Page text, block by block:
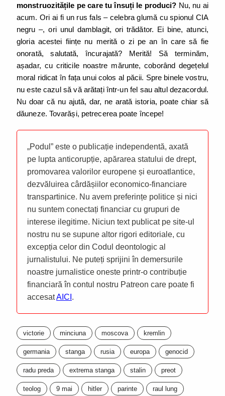
monstruozitățile pe care tu însuți le produci? Nu, nu ai
acum. Ori ai fi un rus fals – celebra glumă cu spionul CIA
negru –, ori unul damblagit, ori trădător. Ei bine, atunci,
gloria acestei ființe nu merită o zi pe an în care să fie
onorată, salutată, încurajată? Merită! Să terminăm,
așadar, cu criticile noastre mărunte, coborând degețelul
moral ridicat în fața unui colos al păcii. Spre binele vostru,
nu este cazul să vă arătați într-un fel sau altul dezacordul.
Nu doar că nu ajută, dar, ne arată istoria, poate chiar să
dăuneze. Tovarăși, petrecerea poate începe!
„Podul” este o publicație independentă, axată
pe lupta anticorupție, apărarea statului de drept,
promovarea valorilor europene și euroatlantice,
dezvăluirea cârdășiilor economico-financiare
transpartinice. Nu avem preferințe politice și nici
nu suntem conectați financiar cu grupuri de
interese ilegitime. Niciun text publicat pe site-ul
nostru nu se supune altor rigori editoriale, cu
excepția celor din Codul deontologic al
jurnalistului. Ne puteți sprijini în demersurile
noastre jurnalistice oneste printr-o contribuție
financiară în contul nostru Patreon care poate fi
accesatAICI .
victorie minciuna moscova kremlin
germania stanga rusia europa genocid
radu preda extrema stanga stalin preot
teolog 9 mai hitler parinte raul lung